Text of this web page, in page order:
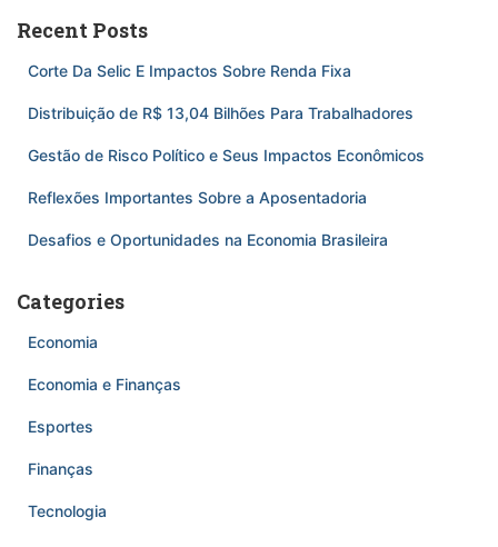
Recent Posts
Corte Da Selic E Impactos Sobre Renda Fixa
Distribuição de R$ 13,04 Bilhões Para Trabalhadores
Gestão de Risco Político e Seus Impactos Econômicos
Reflexões Importantes Sobre a Aposentadoria
Desafios e Oportunidades na Economia Brasileira
Categories
Economia
Economia e Finanças
Esportes
Finanças
Tecnologia